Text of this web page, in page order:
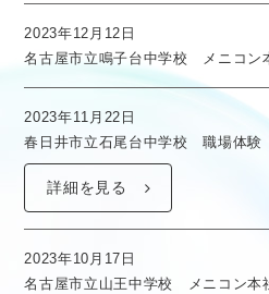
2023年12月12日
名古屋市立鳴子台中学校 メニコン
2023年11月22日
春日井市立石尾台中学校 職場体
詳細を見る
2023年10月17日
名古屋市立山王中学校 メニコン本